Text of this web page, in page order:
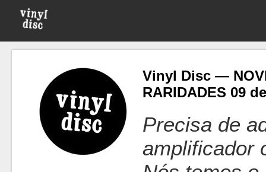
Vinyl Disc —
RARIDADES 09
Precisa de
amplificador